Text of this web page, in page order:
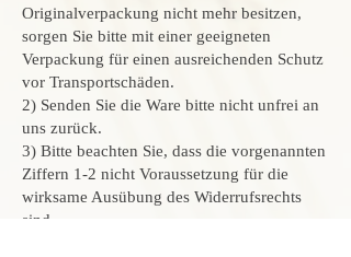
Originalverpackung nicht mehr besitzen,
sorgen Sie bitte mit einer geeigneten
Verpackung für einen ausreichenden Schutz
vor Transportschäden.
2) Senden Sie die Ware bitte nicht unfrei an
uns zurück.
3) Bitte beachten Sie, dass die vorgenannten
Ziffern 1-2 nicht Voraussetzung für die
wirksame Ausübung des Widerrufsrechts
sind.